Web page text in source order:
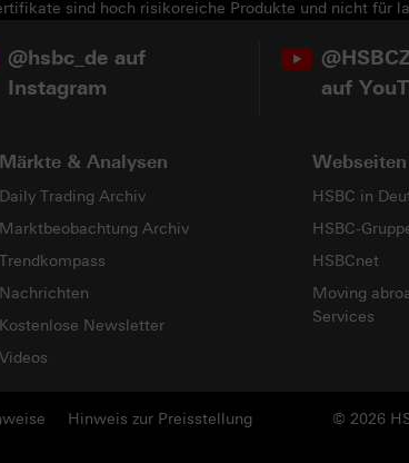
sind hoch risikoreiche Produkte und nicht für
@hsbc_de auf
Instagram
auf
Märkte & Analysen
Daily Trading Archiv
Marktbeobachtung Archiv
Trendkompass
Nachrichten
Kostenlose Newsletter
Videos
Webseiten
HSBC in
HSBC-
HSBCnet
Moving
Services
© 2026
Hinweis zur Preisstellung